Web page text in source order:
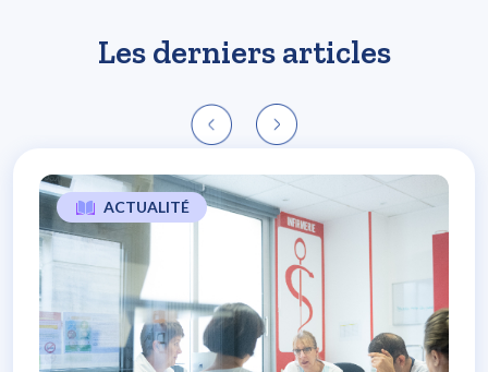
Les derniers articles
ACTUALITÉ